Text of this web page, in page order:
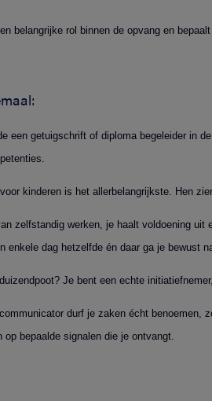
belangrijke rol binnen de opvang en
een getuigschrift of diploma begeleider in
kinderen is het allerbelangrijkste. Hen
zelfstandig werken, je haalt voldoening uit
enkele dag hetzelfde én daar ga je bewust
Je bent een echte
durf je zaken écht benoemen,
op bepaalde signalen die je ontvangt.